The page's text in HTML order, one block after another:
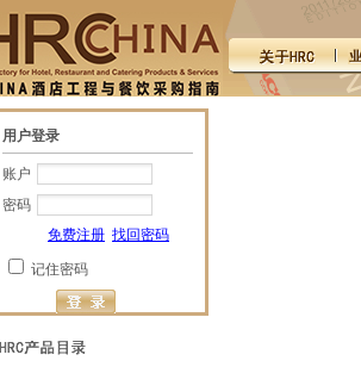
用户登录
账户
密码
免费注册 找回密码
记住密码